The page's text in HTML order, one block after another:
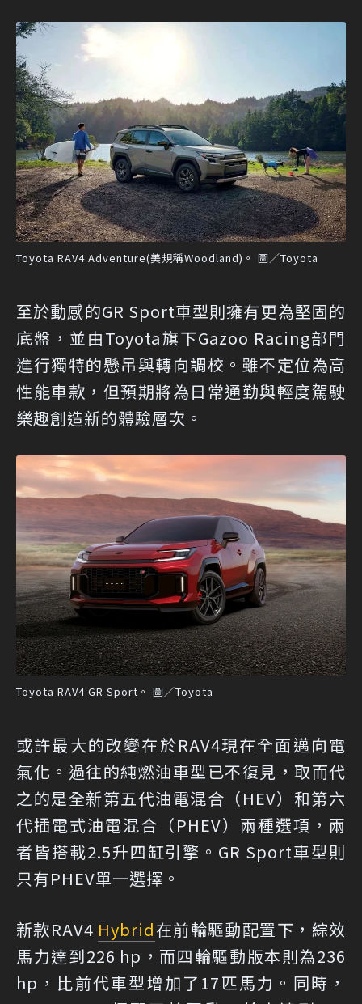
Toyota RAV4 Adventure(美規稱Woodland)。 圖／Toyota
至於動感的GR Sport車型則擁有更為堅固的
底盤，並由Toyota旗下Gazoo Racing部門
進行獨特的懸吊與轉向調校。雖不定位為高
性能車款，但預期將為日常通勤與輕度駕駛
樂趣創造新的體驗層次。
Toyota RAV4 GR Sport。 圖／Toyota
或許最大的改變在於RAV4現在全面邁向電
氣化。過往的純燃油車型已不復見，取而代
之的是全新第五代油電混合（HEV）和第六
代插電式油電混合（PHEV）兩種選項，兩
者皆搭載2.5升四缸引擎。GR Sport車型則
只有PHEV單一選擇。
新款RAV4 Hybrid在前輪驅動配置下，綜效
馬力達到226 hp，而四輪驅動版本則為236
hp，比前代車型增加了17匹馬力。同時，